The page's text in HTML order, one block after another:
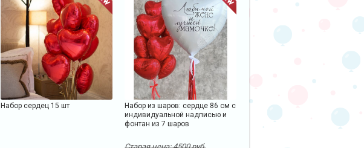
Набор сердец 15 шт
Набор из шаров: сердце 86 см с
индивидуальной надписью и
фонтан из 7 шаров